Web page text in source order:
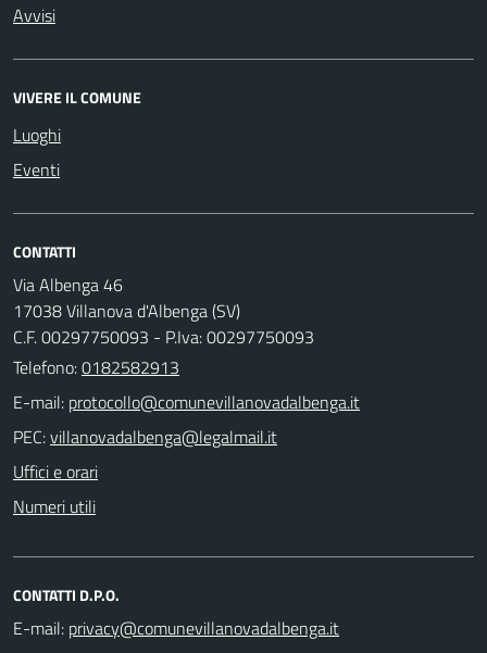
Avvisi
VIVERE IL COMUNE
Luoghi
Eventi
CONTATTI
Via Albenga 46
17038 Villanova d'Albenga (SV)
C.F. 00297750093 - P.Iva: 00297750093
Telefono:0182582913
E-mail:
PEC:
Uffici e orari
Numeri utili
CONTATTI D.P.O.
E-mail: